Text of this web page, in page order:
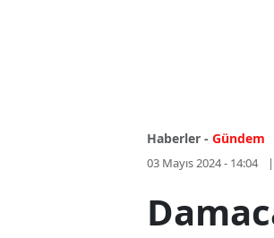
Haberler - Gündem
03 Mayıs 2024 - 14:04